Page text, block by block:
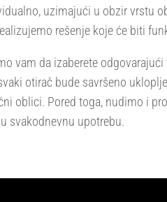
uzimajući u obzir vrstu
rešenje koje će biti
vam da izaberete
otirač bude savršeno
oblici. Pored toga, nudimo i
svakodnevnu upotrebu.